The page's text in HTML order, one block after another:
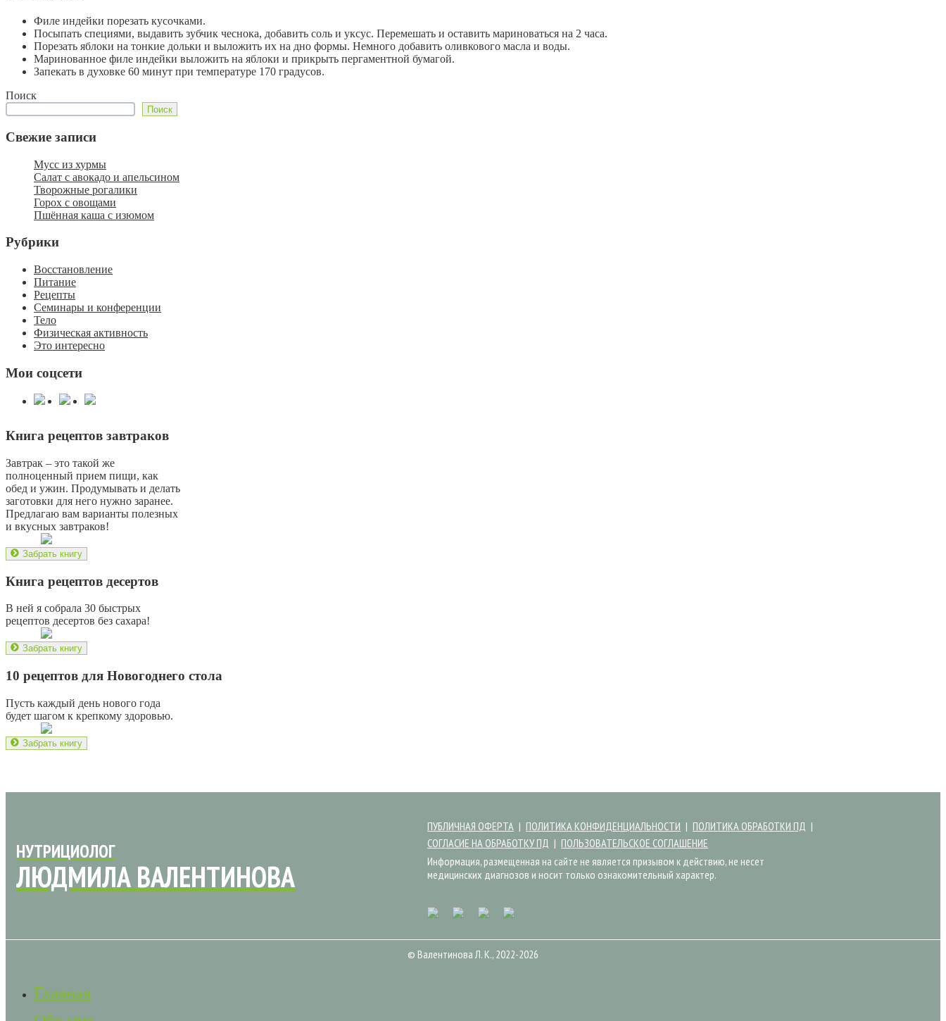
Филе индейки порезать кусочками.
Посыпать специями, выдавить зубчик чеснока, добавить соль и уксус. Перемешать и оставить мариноваться на 2 часа.
Порезать яблоки на тонкие дольки и выложить их на дно формы. Немного добавить оливкового масла и воды.
Маринованное филе индейки выложить на яблоки и прикрыть пергаментной бумагой.
Запекать в духовке 60 минут при температуре 170 градусов.
Поиск
Поиск
Свежие записи
Мусс из хурмы
Салат с авокадо и апельсином
Творожные рогалики
Горох с овощами
Пшённая каша с изюмом
Рубрики
Восстановление
Питание
Рецепты
Семинары и конференции
Тело
Физическая активность
Это интересно
Мои соцсети
Книга рецептов завтраков
Завтрак – это такой же
полноценный прием пищи, как
обед и ужин. Продумывать и делать
заготовки для него нужно заранее.
Предлагаю вам варианты полезных
и вкусных завтраков!
Забрать книгу
Книга рецептов десертов
В ней я собрала 30 быстрых
рецептов десертов без сахара!
Забрать книгу
10 рецептов для Новогоднего стола
Пусть каждый день нового года
будет шагом к крепкому здоровью.
Забрать книгу
НУТРИЦИОЛОГ
ЛЮДМИЛА ВАЛЕНТИНОВА
ПУБЛИЧНАЯ ОФЕРТА ПОЛИТИКА КОНФИДЕНЦИАЛЬНОСТИ
ПОЛИТИКА ОБРАБОТКИ ПД
СОГЛАСИЕ НА ОБРАБОТКУ ПД
ПОЛЬЗОВАТЕЛЬСКОЕ СОГЛАШЕНИЕ
Информация, размещенная на сайте не является призывом к действию, не несет
медицинских диагнозов и носит только ознакомительный характер.
© Валентинова Л. К., 2022-2026
Главная